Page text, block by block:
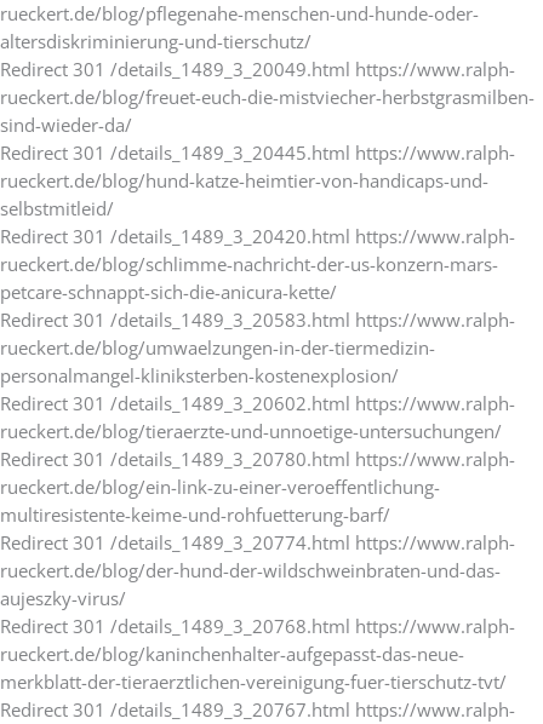
rueckert.de/blog/pflegenahe-menschen-und-hunde-oder-
altersdiskriminierung-und-tierschutz/
Redirect 301 /details_1489_3_20049.html https://www.ralph-
rueckert.de/blog/freuet-euch-die-mistviecher-herbstgrasmilben-
sind-wieder-da/
Redirect 301 /details_1489_3_20445.html https://www.ralph-
rueckert.de/blog/hund-katze-heimtier-von-handicaps-und-
selbstmitleid/
Redirect 301 /details_1489_3_20420.html https://www.ralph-
rueckert.de/blog/schlimme-nachricht-der-us-konzern-mars-
petcare-schnappt-sich-die-anicura-kette/
Redirect 301 /details_1489_3_20583.html https://www.ralph-
rueckert.de/blog/umwaelzungen-in-der-tiermedizin-
personalmangel-kliniksterben-kostenexplosion/
Redirect 301 /details_1489_3_20602.html https://www.ralph-
rueckert.de/blog/tieraerzte-und-unnoetige-untersuchungen/
Redirect 301 /details_1489_3_20780.html https://www.ralph-
rueckert.de/blog/ein-link-zu-einer-veroeffentlichung-
multiresistente-keime-und-rohfuetterung-barf/
Redirect 301 /details_1489_3_20774.html https://www.ralph-
rueckert.de/blog/der-hund-der-wildschweinbraten-und-das-
aujeszky-virus/
Redirect 301 /details_1489_3_20768.html https://www.ralph-
rueckert.de/blog/kaninchenhalter-aufgepasst-das-neue-
merkblatt-der-tieraerztlichen-vereinigung-fuer-tierschutz-tvt/
Redirect 301 /details_1489_3_20767.html https://www.ralph-